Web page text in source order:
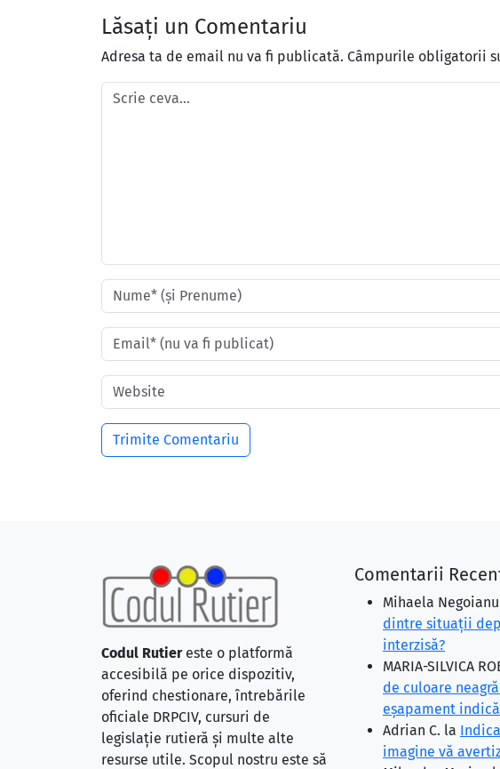
Lăsați un Comentariu
Adresa ta de email nu va fi publicată. Câmpurile obligatorii
Codul Rutiereste o platformă
accesibilă pe orice dispozitiv,
oferind chestionare, întrebările
oficiale DRPCIV, cursuri de
legislație rutieră și multe alte
resurse utile. Scopul nostru este să
Comentarii
Mihaela Negoianu
dintre situaţii
interzisă?
MARIA-SILVICA
de culoare
eşapament
Adrian C. la
imagine vă